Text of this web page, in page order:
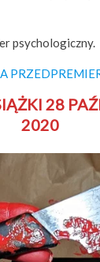
psychologiczny.
28
2020